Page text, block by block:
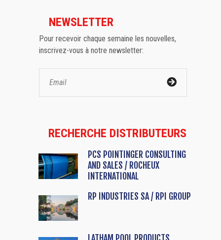
NEWSLETTER
Pour recevoir chaque semaine les nouvelles,
inscrivez-vous à notre newsletter:
RECHERCHE DISTRIBUTEURS
PCS POINTINGER CONSULTING
AND SALES / ROCHEUX
INTERNATIONAL
RP INDUSTRIES SA / RPI GROUP